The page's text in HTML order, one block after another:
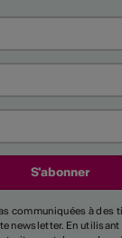
communiquées à des
newsletter. En